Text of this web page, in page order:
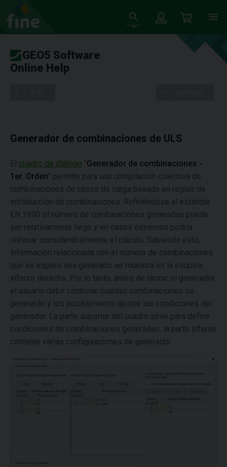
GEO5 Software
Online Help
Generador de combinaciones de ULS
El cuadro de diálogo "Generador de combinaciones -
1er. Orden" permite para una compilación colectiva de
combinaciones de casos de carga basado en reglas de
introducción de combinaciones. Refiriéndose al estándar
EN 1990 el número de combinaciones generadas puede
ser relativamente largo y en casos extremos podría
retrasar considerablemente el cálculo. Sabiendo esto,
información relacionada con el número de combinaciones
que se espera sea generado se muestra en la esquina
inferior derecha. Por lo tanto, antes de lanzar el generador,
el usuario debe controlar cuantas combinaciones se
generarán y los posiblemente ajustar las condiciones del
generador. La parte superior del cuadro sirve para definir
condiciones de combinaciones generadas, la parte inferior
contiene varias configuraciones de generador.